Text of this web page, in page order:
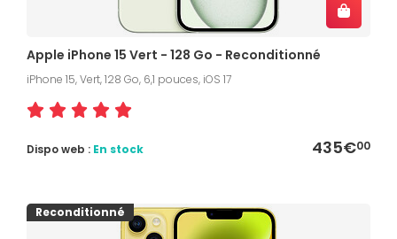
Apple iPhone 15 Vert - 128 Go - Reconditionné
iPhone 15, Vert, 128 Go, 6,1 pouces, iOS 17
435€00
Dispo web : En stock
Reconditionné